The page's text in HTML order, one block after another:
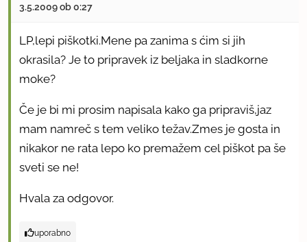
3.5.2009 ob 0:27
LP,lepi piškotki.Mene pa zanima s ćim si jih
okrasila? Je to pripravek iz beljaka in sladkorne
moke?
Če je bi mi prosim napisala kako ga pripraviš,jaz
mam namreč s tem veliko težav.Zmes je gosta in
nikakor ne rata lepo ko premažem cel piškot pa še
sveti se ne!
Hvala za odgovor.
uporabno